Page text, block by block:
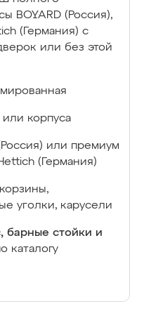
BOYARD (Россия),
(Германия) с
или без этой
корпуса
или премиум
(Германия)
уголки, карусели
барные стойки и
каталогу